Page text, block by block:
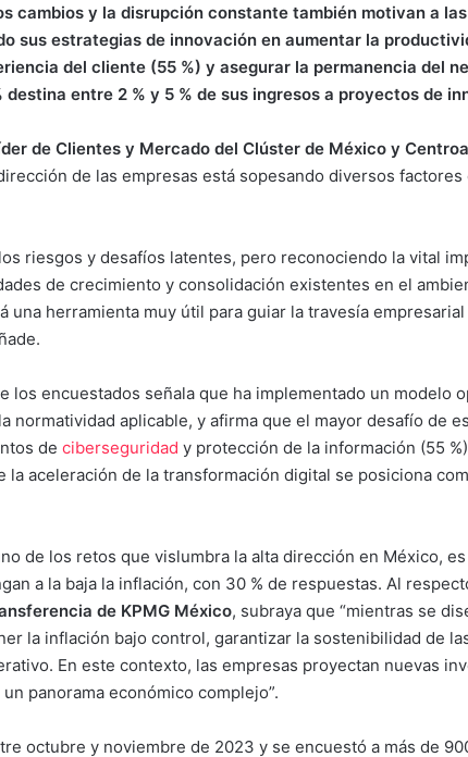
cambios y la disrupción constante también motivan a
sus estrategias de innovación en aumentar la
del cliente (55 %) y asegurar la permanencia del
destina entre 2 % y 5 % de sus ingresos a proyectos de
de Clientes y Mercado del Clúster de México y
de las empresas está sopesando diversos factores
riesgos y desafíos latentes, pero reconociendo la vital
de crecimiento y consolidación existentes en el
una herramienta muy útil para guiar la travesía
los encuestados señala que ha implementado un modelo
normatividad aplicable, y afirma que el mayor desafío de
de ciberseguridad y protección de la información (55
la aceleración de la transformación digital se posiciona
de los retos que vislumbra la alta dirección en México,
a la baja la inflación, con 30 % de respuestas. Al
de KPMG México, subraya que “mientras se
la inflación bajo control, garantizar la sostenibilidad de
En este contexto, las empresas proyectan nuevas
panorama económico complejo”.
octubre y noviembre de 2023 y se encuestó a más de